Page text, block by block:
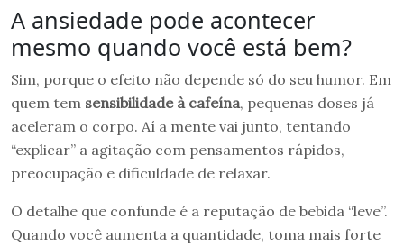
A ansiedade pode acontecer
mesmo quando você está bem?
Sim, porque o efeito não depende só do seu humor. Em
quem tem sensibilidade à cafeína, pequenas doses já
aceleram o corpo. Aí a mente vai junto, tentando
“explicar” a agitação com pensamentos rápidos,
preocupação e dificuldade de relaxar.
O detalhe que confunde é a reputação de bebida “leve”.
Quando você aumenta a quantidade, toma mais forte